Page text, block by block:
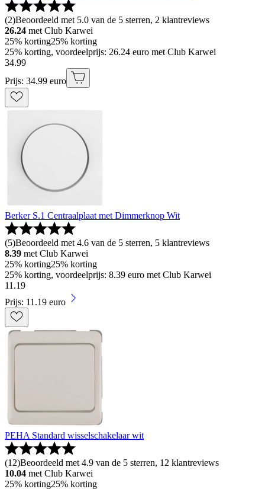
(2)Beoordeeld met 5.0 van de 5 sterren, 2 klantreviews
26.24 met Club Karwei
25% korting25% korting
25% korting, voordeelprijs: 26.24 euro met Club Karwei
34.99
Prijs: 34.99 euro
Berker S.1 Centraalplaat met Dimmerknop Wit
(5)Beoordeeld met 4.6 van de 5 sterren, 5 klantreviews
8.39 met Club Karwei
25% korting25% korting
25% korting, voordeelprijs: 8.39 euro met Club Karwei
11 .19
Prijs: 11.19 euro
PEHA Standard wisselschakelaar wit
(12)Beoordeeld met 4.9 van de 5 sterren, 12 klantreviews
10.04 met Club Karwei
25% korting25% korting